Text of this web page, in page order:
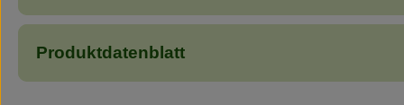
Produktdatenblatt